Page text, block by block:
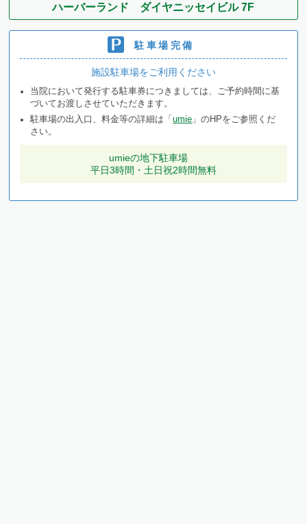
大阪医科薬科大学付属病院 形成外科 臨床研修
新宮市立医療センター 外科・形成外科・皮膚科
大阪医科薬科大学 形成外科・専攻医
西宮協立脳神経外科病院 形成外科 非常勤
2007年
大阪医科薬科大学 形成外科・助教 病棟医長
西宮協立脳神経外科病院 形成外科 非常勤
ハーバーランド ダイヤニッセイビル 7F
駐車場完備
施設駐車場をご利用ください
当院において発行する駐車券につきましては、ご予約時間に基
づいてお渡しさせていただきます。
駐車場の出入口、料金等の詳細は「umie 」のHPをご参照くだ
さい。
umieの地下駐車場
平日3時間・土日祝2時間無料